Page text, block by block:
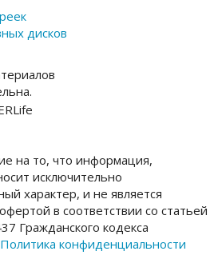
дисков
на то, что информация,
исключительно
характер, и не является
в соответствии со статьей
Гражданского кодекса
Политика конфиденциальности